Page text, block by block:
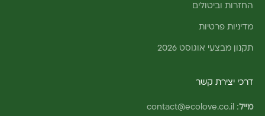
החזרות וביטולים
מדיניות פרטיות
תקנון מבצעי אוגוסט 2026
דרכי יצירת קשר
מייל:
contact@ecolove.co.il